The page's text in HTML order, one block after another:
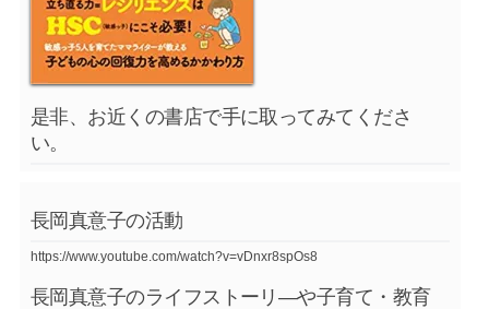
是非、お近くの書店で手に取ってみてくださ
い。
長岡真意子の活動
https://www.youtube.com/watch?v=vDnxr8spOs8
長岡真意子のライフストーリ―や子育て・教育